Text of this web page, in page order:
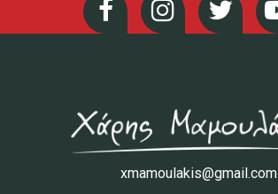
xmamoulakis@gmail.com